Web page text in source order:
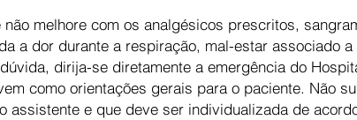
melhore com os analgésicos prescritos,
a dor durante a respiração, mal-estar associado
dirija-se diretamente a emergência do
como orientações gerais para o paciente. Não
assistente e que deve ser individualizada de